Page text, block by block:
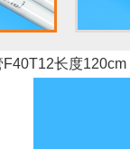
长度